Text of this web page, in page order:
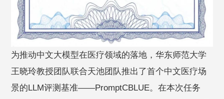
为推动中文大模型在医疗领域的落地，华东师范大学
王晓玲教授团队联合天池团队推出了首个中文医疗场
景的LLM评测基准——PromptCBLUE。在本次任务